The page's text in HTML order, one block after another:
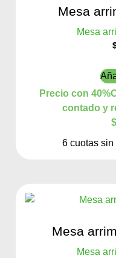
Mesa
Mesa
Precio con
contado y
6 cuotas
Mesa
Mesa